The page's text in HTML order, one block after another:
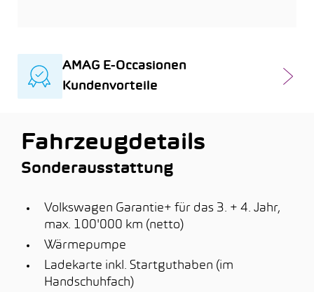
AMAG E-Occasionen
Kundenvorteile
Fahrzeugdetails
Sonderausstattung
Volkswagen Garantie+ für das 3. + 4. Jahr,
max. 100'000 km (netto)
Wärmepumpe
Ladekarte inkl. Startguthaben (im
Handschuhfach)